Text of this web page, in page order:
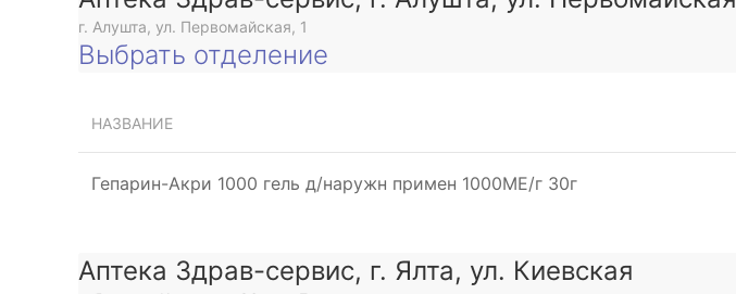
г. Алушта, ул. Первомайская, 1
Выбрать отделение
НАЗВАНИЕ
Гепарин-Акри 1000 гель д/наружн примен 1000МЕ/г 30г
Аптека Здрав-сервис, г. Ялта, ул. Киевская